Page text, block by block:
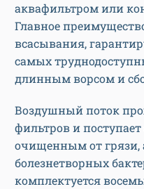
аквафильтром или
Главное
всасывания,
самых
длинным ворсом и
Воздушный поток
фильтров и
очищенным от грязи,
болезнетворных
комплектуется